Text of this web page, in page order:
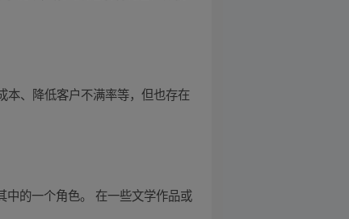
本、降低客户不满率等，但也存在
中的一个角色。 在一些文学作品或